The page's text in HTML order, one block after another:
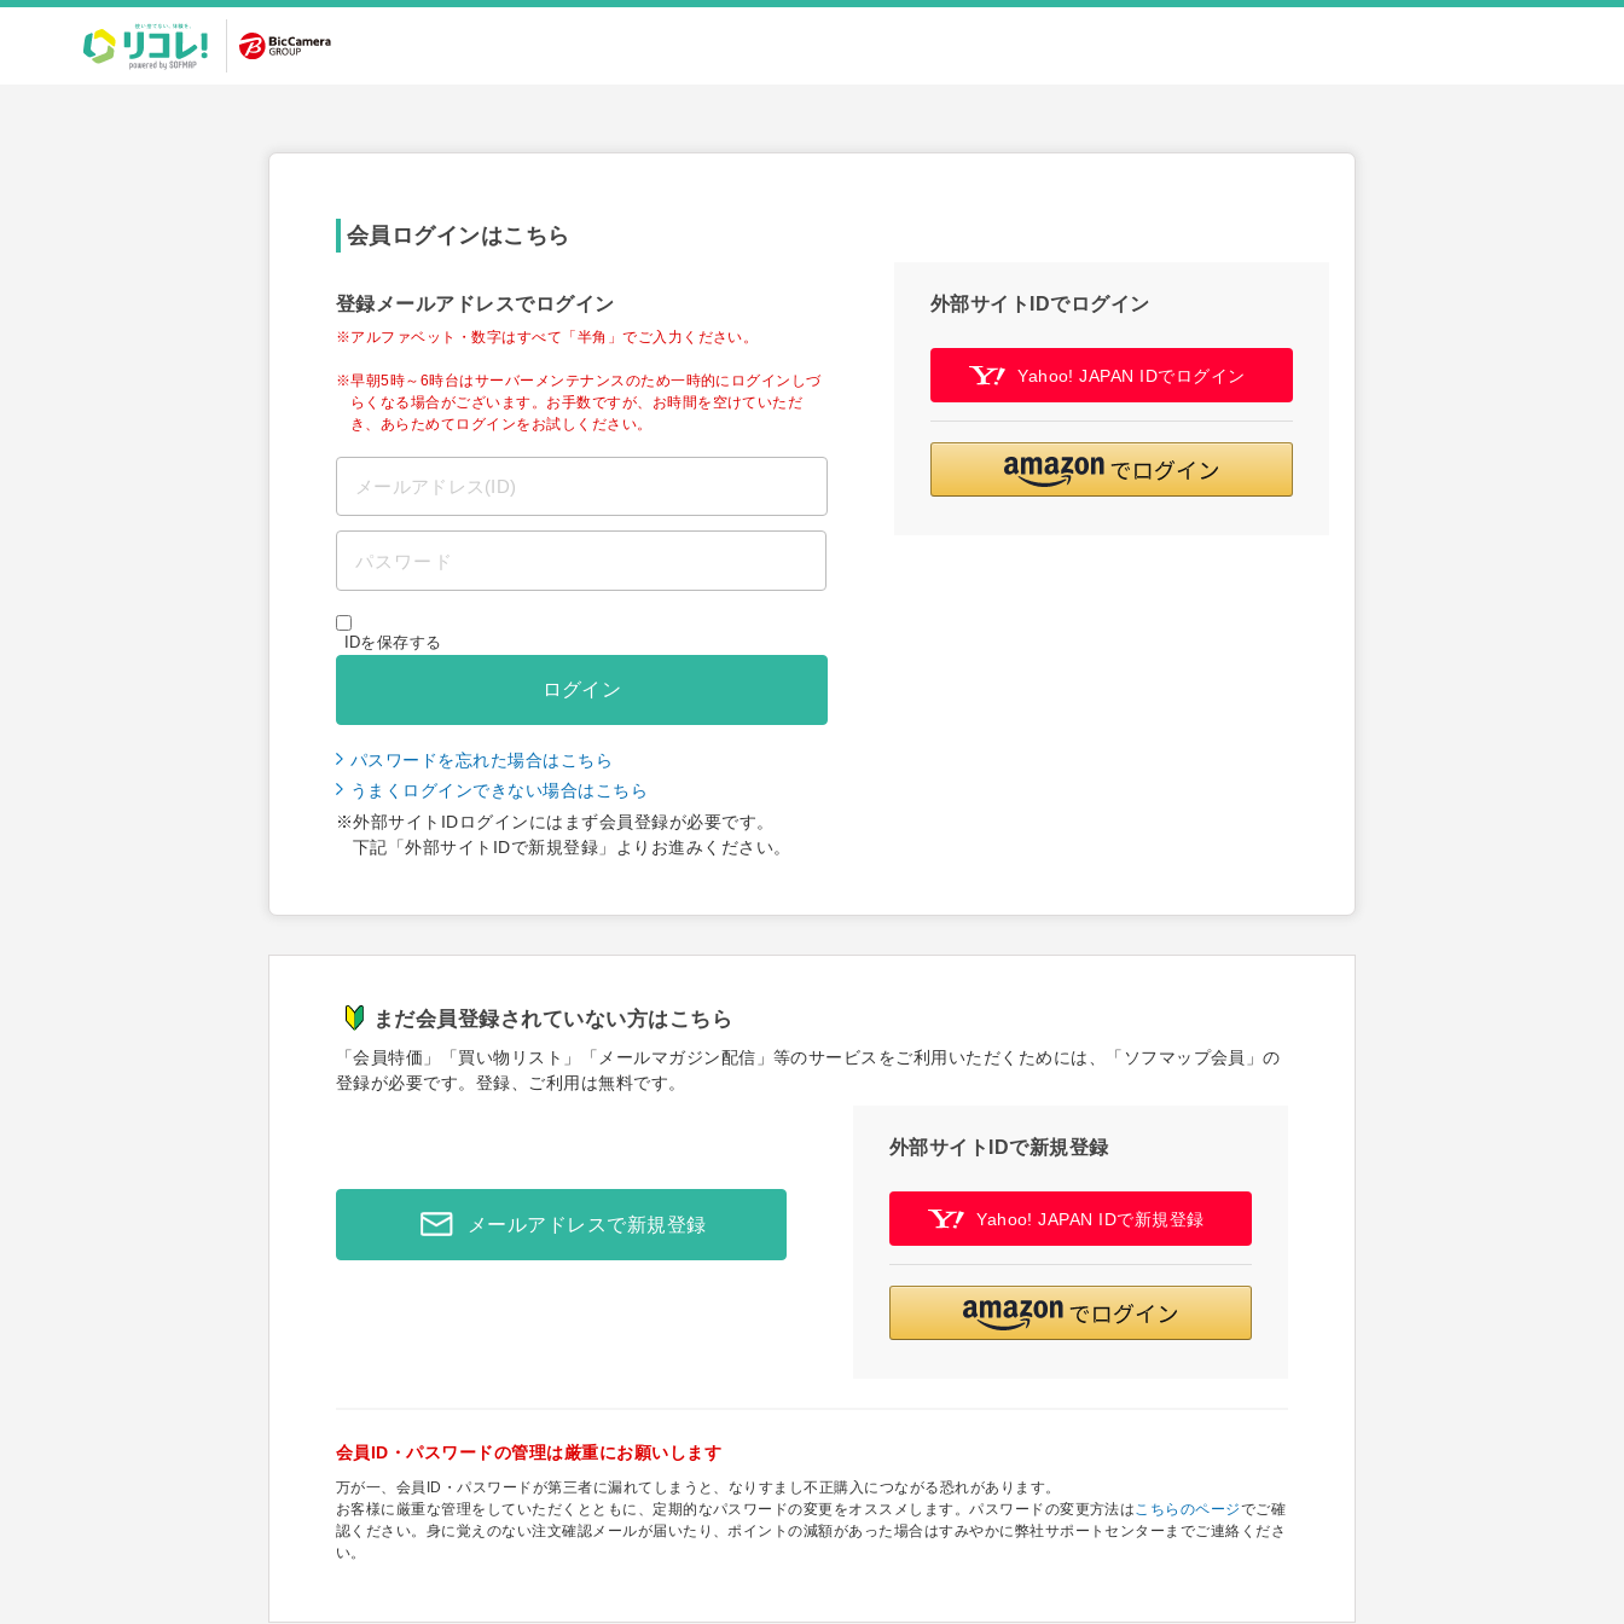
会員ログインはこちら
登録メールアドレスでログイン
※アルファベット・数字はすべて「半角」でご入力ください。
※早朝5時～6時台はサーバーメンテナンスのため一時的にログインしづ
らくなる場合がございます。お手数ですが、お時間を空けていただ
き、あらためてログインをお試しください。
IDを保存する
ログイン
パスワードを忘れた場合はこちら
うまくログインできない場合はこちら
※外部サイトIDログインにはまず会員登録が必要です。
下記「外部サイトIDで新規登録」よりお進みください。
外部サイトIDでログイン
Yahoo! JAPAN IDでログイン
まだ会員登録されていない方はこちら
「会員特価」「買い物リスト」「メールマガジン配信」等のサービスをご利用いただくためには、「ソフマップ会員」の
登録が必要です。登録、ご利用は無料です。
メールアドレスで新規登録
外部サイトIDで新規登録
Yahoo! JAPAN IDで新規登録
会員ID・パスワードの管理は厳重にお願いします
万が一、会員ID・パスワードが第三者に漏れてしまうと、なりすまし不正購入につながる恐れがあります。
お客様に厳重な管理をしていただくとともに、定期的なパスワードの変更をオススメします。パスワードの変更方法はこちらのページでご確
認ください。身に覚えのない注文確認メールが届いたり、ポイントの減額があった場合はすみやかに弊社サポートセンターまでご連絡くださ
い。